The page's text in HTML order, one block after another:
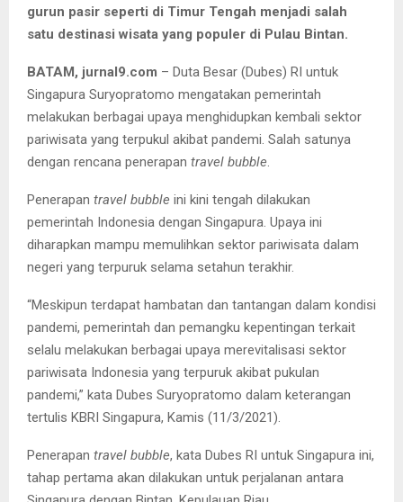
gurun pasir seperti di Timur Tengah menjadi salah
satu destinasi wisata yang populer di Pulau Bintan.
BATAM, jurnal9.com – Duta Besar (Dubes) RI untuk
Singapura Suryopratomo mengatakan pemerintah
melakukan berbagai upaya menghidupkan kembali sektor
pariwisata yang terpukul akibat pandemi. Salah satunya
dengan rencana penerapan travel bubble.
Penerapan travel bubble ini kini tengah dilakukan
pemerintah Indonesia dengan Singapura. Upaya ini
diharapkan mampu memulihkan sektor pariwisata dalam
negeri yang terpuruk selama setahun terakhir.
“Meskipun terdapat hambatan dan tantangan dalam kondisi
pandemi, pemerintah dan pemangku kepentingan terkait
selalu melakukan berbagai upaya merevitalisasi sektor
pariwisata Indonesia yang terpuruk akibat pukulan
pandemi,” kata Dubes Suryopratomo dalam keterangan
tertulis KBRI Singapura, Kamis (11/3/2021).
Penerapan travel bubble, kata Dubes RI untuk Singapura ini,
tahap pertama akan dilakukan untuk perjalanan antara